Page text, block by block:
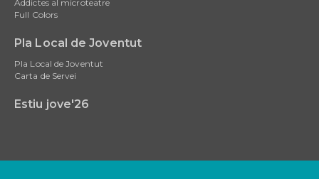
Addictes al microteatre
Full Colors
Pla Local de Joventut
Pla Local de Joventut
Carta de Servei
Estiu jove'26